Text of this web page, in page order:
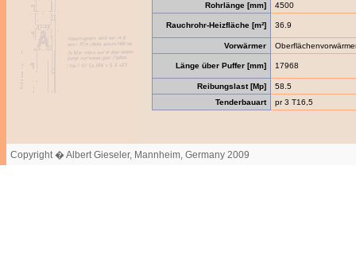
Rohrlänge [mm]
4500
Rauchrohr-Heizfläche [m²] 36.9
Vorwärmer
Länge über Puffer [mm] 17968
Reibungslast [Mp]
58.5
Tenderbauart
pr 3 T16,5
Copyright � Albert Gieseler, Mannheim, Germany 2009